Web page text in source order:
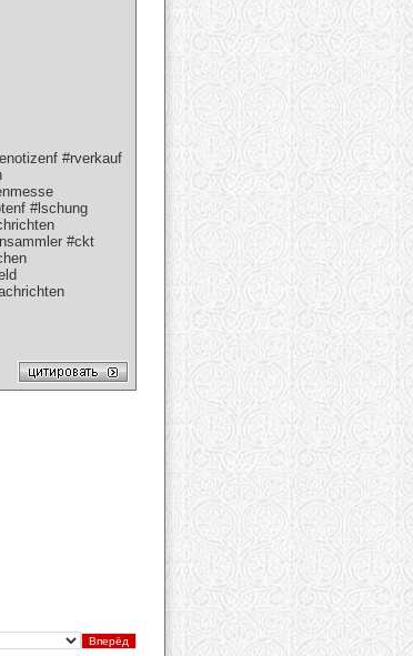
#rverkauf
#lschung
#ckt